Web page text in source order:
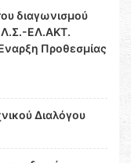
διαγωνισμού
Λ.Σ.-ΕΛ.ΑΚΤ.
Προθεσμίας
Διαλόγου